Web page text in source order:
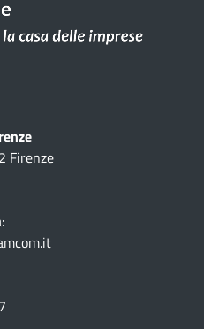
Firenze